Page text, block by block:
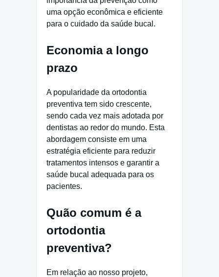
uma opção econômica e eficiente
para o cuidado da saúde bucal.
Economia a longo
prazo
A popularidade da ortodontia
preventiva tem sido crescente,
sendo cada vez mais adotada por
dentistas ao redor do mundo. Esta
abordagem consiste em uma
estratégia eficiente para reduzir
tratamentos intensos e garantir a
saúde bucal adequada para os
pacientes.
Quão comum é a
ortodontia
preventiva?
Em relação ao nosso projeto,